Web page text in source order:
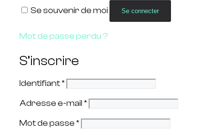
Se souvenir de moi Se connecter
Mot de passe perdu ?
S’inscrire
Identifiant*
Adresse e-mail*
Mot de passe*